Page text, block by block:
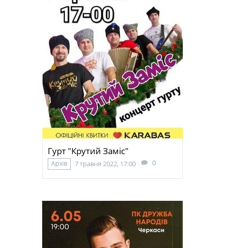
Гурт "Крутий Заміс"
Архів 7 травня 2022, 17:00 0